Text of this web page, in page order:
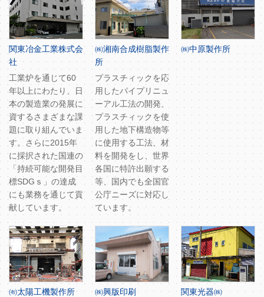
関東冶金工業株式会
社
工業炉を通じて60
年以上にわたり、日
本の製造業の発展に
資するさまざまな課
題に取り組んでいま
す。さらに2015年
に採択された国連の
「持続可能な開発目
標SDGｓ」の達成
にも業務を通じて貢
献しています。
㈱湘南合成樹脂製作
所
プラスチィックを応
用したパイプリニュ
ーアル工法の開発、
プラスチィックを使
用した地下構造物等
に使用する工法、材
料を開発をし、世界
各国に特許出願する
等、国内でも全国官
公庁ニーズに対応し
ています。
㈱中原製作所
㈲太陽工機製作所 ㈱興版印刷 関東光器㈱